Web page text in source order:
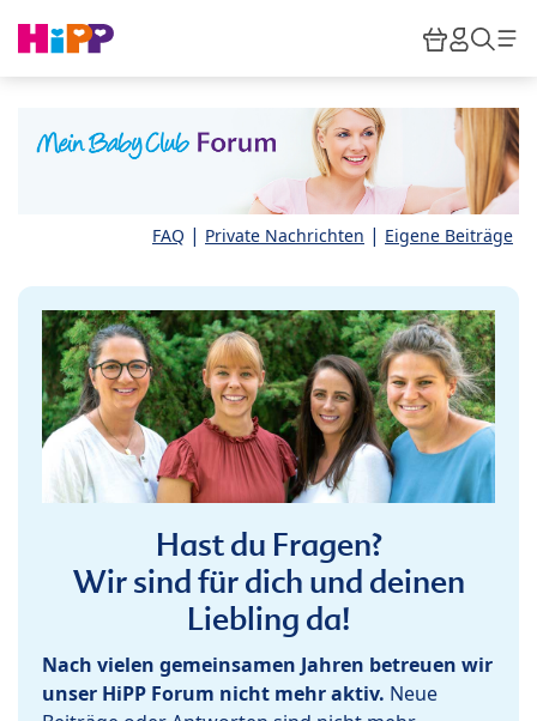
HiPP
FAQ | Private Nachrichten | Eigene Beiträge
Hast du Fragen?
Wir sind für dich und deinen
Liebling da!
Nach vielen gemeinsamen Jahren betreuen wir
unser HiPP Forum nicht mehr aktiv. Neue